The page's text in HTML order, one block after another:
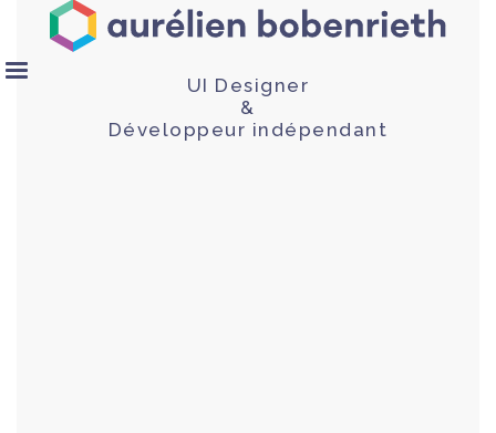
UI Designer
&
Développeur indépendant